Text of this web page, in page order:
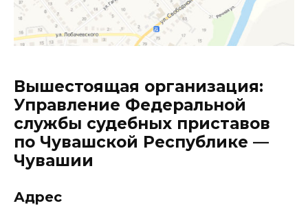
Вышестоящая организация:
Управление Федеральной
службы судебных приставов
по Чувашской Республике —
Чувашии
Адрес